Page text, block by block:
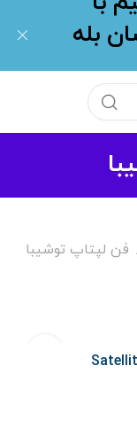
بله
فن لپتاپ توشیبا